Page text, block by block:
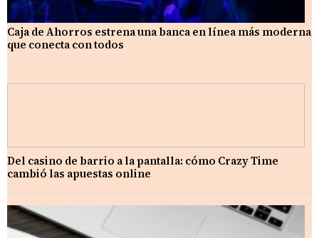
Caja de Ahorros estrena una banca en línea más moderna
que conecta con todos
Del casino de barrio a la pantalla: cómo Crazy Time
cambió las apuestas online